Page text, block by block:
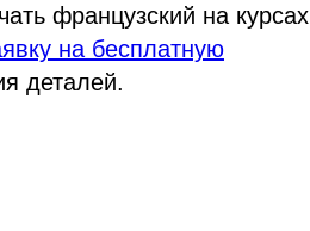
французский на курсах
на бесплатную
деталей.